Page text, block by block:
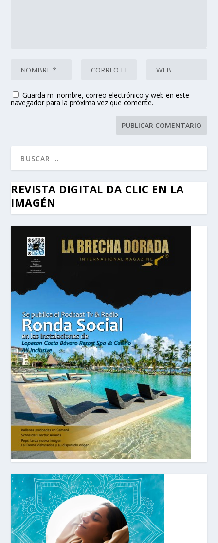
Guarda mi nombre, correo electrónico y web en este
navegador para la próxima vez que comente.
REVISTA DIGITAL DA CLIC EN LA
IMAGÉN